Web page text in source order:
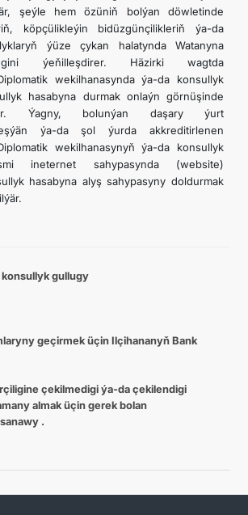
gullugy
geçirmek üçin Ilçihananyň Bank
çekilmedigi ýa-da çekilendigi
almak üçin gerek bolan
.
şeýle hem özüniň bolýan döwletinde
köpçülikleýin bidüzgünçilikleriň ýa-da
ýüze çykan halatynda Watanyna
ýeňilleşdirer. Häzirki wagtda
wekilhanasynda ýa-da konsullyk
hasabyna durmak onlaýn görnüşinde
Ýagny, bolunýan daşary ýurt
ýa-da şol ýurda akkreditirlenen
wekilhanasynyň ýa-da konsullyk
ineternet sahypasynda (website)
hasabyna alyş sahypasyny doldurmak